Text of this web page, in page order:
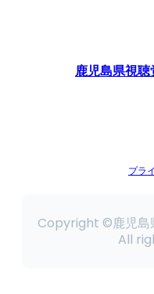
鹿児島県視
プラ
Copyright ©鹿児島
All